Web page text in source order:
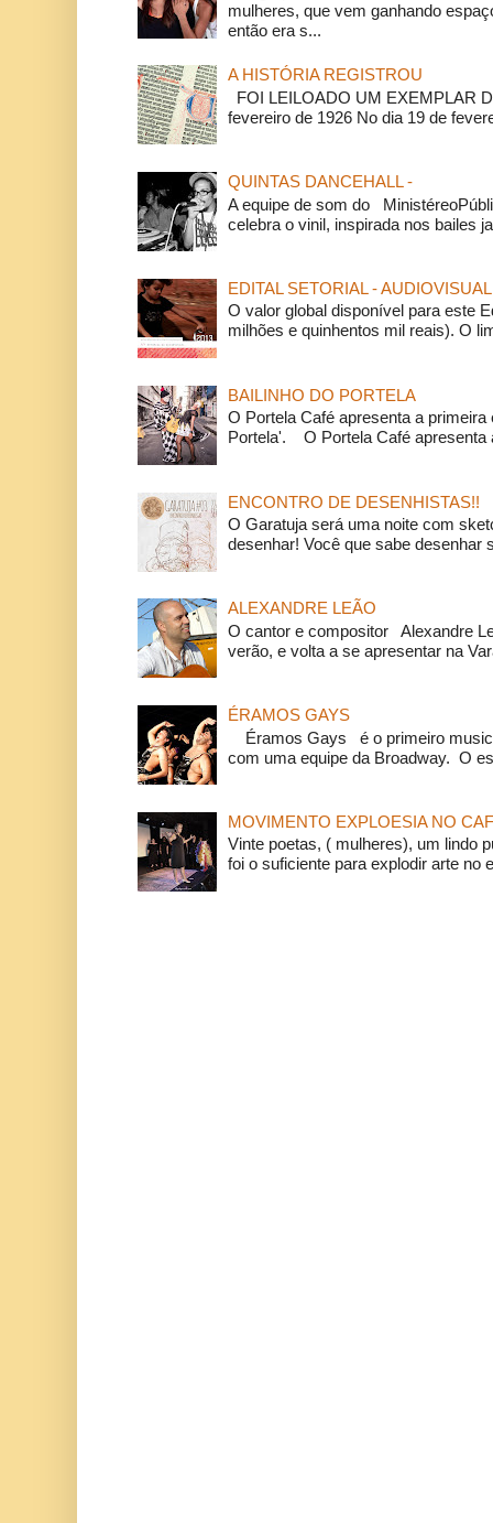
mulheres, que vem ganhando
então era s...
A HISTÓRIA REGISTROU
FOI LEILOADO UM EXEMPLAR
fevereiro de 1926 No dia 19 de
QUINTAS DANCEHALL -
A equipe de som do
celebra o vinil, inspirada nos bailes
EDITAL SETORIAL - AUDIOVISUAL
O valor global disponível para este
milhões e quinhentos mil reais). O
BAILINHO DO PORTELA
O Portela Café apresenta a
Portela'. O Portela Café apresenta
ENCONTRO DE DESENHISTAS!!
O Garatuja será uma noite com
desenhar! Você que sabe desenhar
ALEXANDRE LEÃO
O cantor e compositor Alexandre
verão, e volta a se apresentar na
ÉRAMOS GAYS
Éramos Gays é o primeiro
com uma equipe da Broadway. O
MOVIMENTO EXPLOESIA NO
Vinte poetas, ( mulheres), um lindo
foi o suficiente para explodir arte no